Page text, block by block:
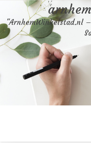
content
"ArnhemWinkelstad.nl